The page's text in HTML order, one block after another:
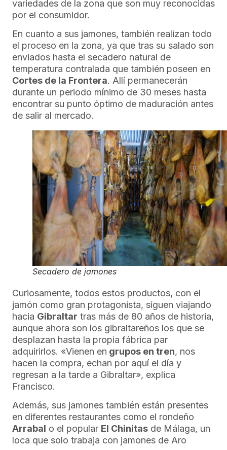
variedades de la zona que son muy reconocidas
por el consumidor.
En cuanto a sus jamones, también realizan todo
el proceso en la zona, ya que tras su salado son
enviados hasta el secadero natural de
temperatura contralada que también poseen en
Cortes de la Frontera. Allí permanecerán
durante un periodo mínimo de 30 meses hasta
encontrar su punto óptimo de maduración antes
de salir al mercado.
Secadero de jamones
Curiosamente, todos estos productos, con el
jamón como gran protagonista, siguen viajando
hacia Gibraltar tras más de 80 años de historia,
aunque ahora son los gibraltareños los que se
desplazan hasta la propia fábrica par
adquirirlos. «Vienen en grupos en tren, nos
hacen la compra, echan por aquí el día y
regresan a la tarde a Gibraltar», explica
Francisco.
Además, sus jamones también están presentes
en diferentes restaurantes como el rondeño
Arrabal o el popular El Chinitas de Málaga, un
loca que solo trabaja con jamones de Aro